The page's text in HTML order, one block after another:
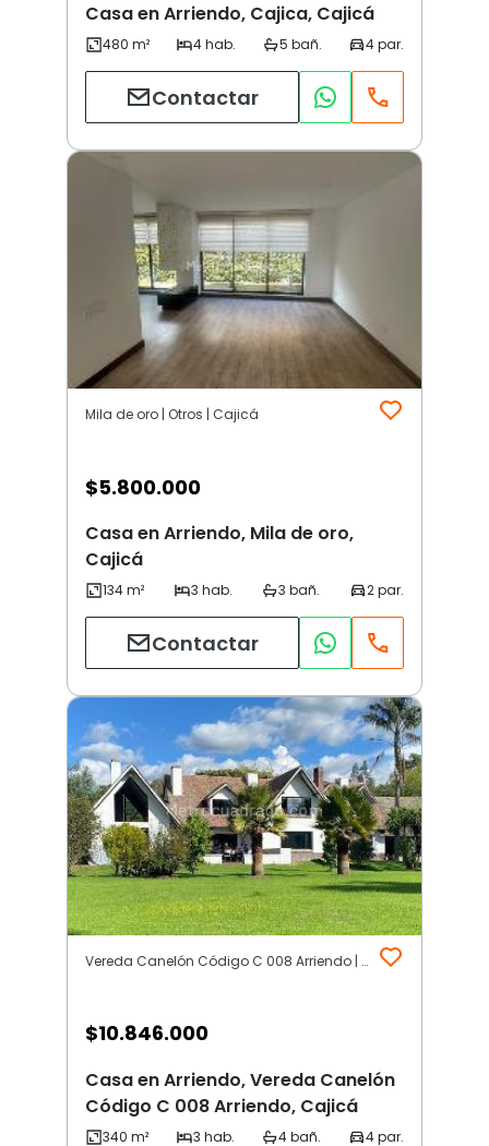
Casa en Arriendo, Cajica, Cajicá
Contactar
Mila de oro | Otros | Cajicá
$5.800.000
Casa en Arriendo, Mila de oro,
Cajicá
Contactar
Vereda Canelón Código C 008 Arriendo | Otros | Cajicá
$10.846.000
Casa en Arriendo, Vereda Canelón
Código C 008 Arriendo, Cajicá